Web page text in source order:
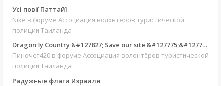
Усі повії Паттайї
Nike в форуме Ассоциация волонтёров туристической
полиции Таиланда
Dragonfly Country &#127827; Save our site &#127775;&#127769;
Пиночет420 в форуме Ассоциация волонтёров туристической
полиции Таиланда
Радужные флаги Израиля